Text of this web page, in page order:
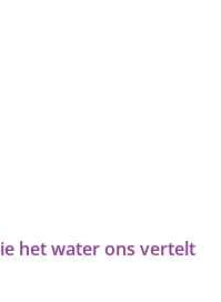
het water ons vertelt